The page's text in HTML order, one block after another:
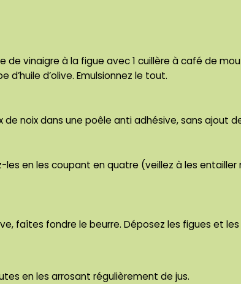
de vinaigre à la figue avec 1 cuillère à café de
d’huile d’olive. Emulsionnez le tout.
de noix dans une poêle anti adhésive, sans ajout
les en les coupant en quatre (veillez à les entailler
faîtes fondre le beurre. Déposez les figues et
en les arrosant régulièrement de jus.